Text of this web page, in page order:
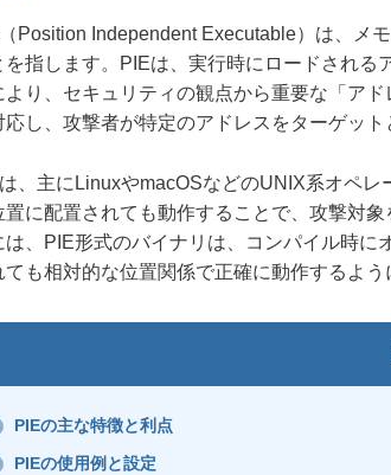
Position Independent Executable）は、メ
を指します。PIEは、実行時にロードされる
より、セキュリティの観点から重要な「ア
応し、攻撃者が特定のアドレスをターゲッ
、主にLinuxやmacOSなどのUNIX系オペ
置に配置されても動作することで、攻撃対
は、PIE形式のバイナリは、コンパイル時
ても相対的な位置関係で正確に動作するよう
PIEの主な特徴と利点
PIEの使用例と設定